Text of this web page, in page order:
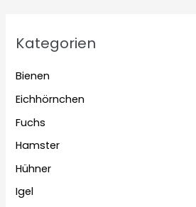
Kategorien
Bienen
Eichhörnchen
Fuchs
Hamster
Hühner
Igel